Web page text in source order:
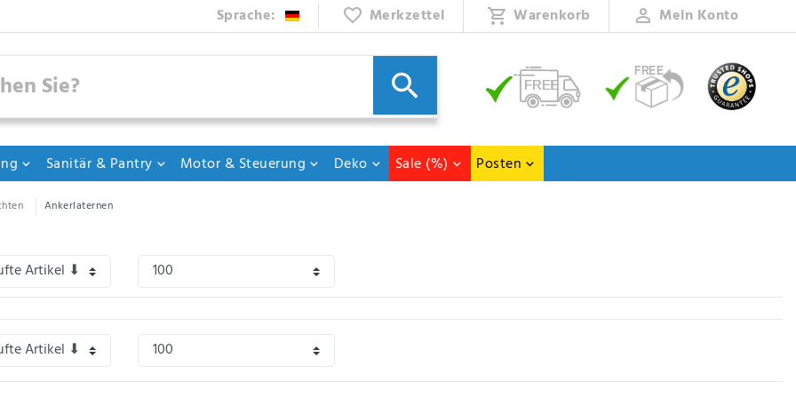
Sprache: Merkzettel Warenkorb Mein Konto
Sanitär & Pantry Motor & Steuerung Deko Sale (%) Posten
Ankerlaternen